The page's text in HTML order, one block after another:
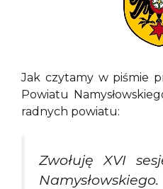
Jak czytamy w piśmie
Powiatu
radnych powiatu:
Zwołuję XVI